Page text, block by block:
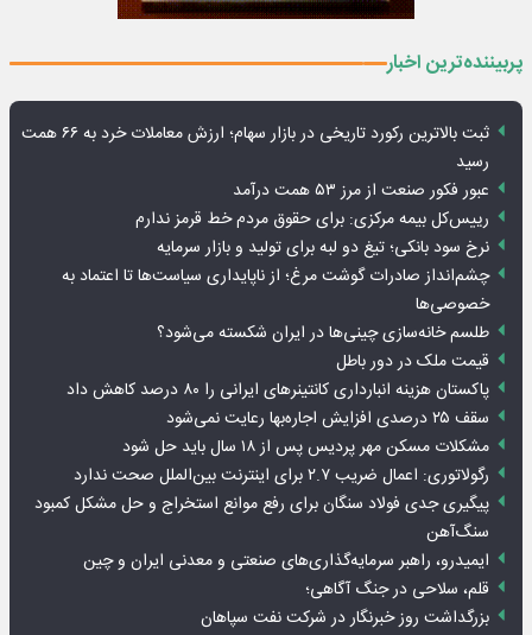
پربیننده‌ترین اخبار
ثبت بالاترین رکورد تاریخی در بازار سهام؛ ارزش معاملات خرد به ۶۶ همت
رسید
عبور فکور صنعت از مرز ۵۳ همت درآمد
رییس‌کل بیمه مرکزی: برای حقوق مردم خط قرمز ندارم
نرخ سود بانکی؛ تیغ دو لبه برای تولید و بازار سرمایه
چشم‌انداز صادرات گوشت مرغ؛ از ناپایداری سیاست‌ها تا اعتماد به
خصوصی‌ها
طلسم خانه‌سازی چینی‌ها در ایران شکسته می‌شود؟
قیمت ملک در دور باطل
پاکستان هزینه انبارداری کانتینرهای ایرانی را ۸۰ درصد کاهش داد
سقف ۲۵ درصدی افزایش اجاره‌بها رعایت نمی‌شود
مشکلات مسکن مهر پردیس پس از ۱۸ سال باید حل شود
رگولاتوری: اعمال ضریب ۲.۷ برای اینترنت بین‌الملل صحت ندارد
پیگیری جدی فولاد سنگان برای رفع موانع استخراج و حل مشکل کمبود
سنگ‌آهن
ایمیدرو، راهبر سرمایه‌گذاری‌های صنعتی و معدنی ایران و چین
قلم، سلاحی در جنگ آگاهی؛
بزرگداشت روز خبرنگار در شرکت نفت سپاهان